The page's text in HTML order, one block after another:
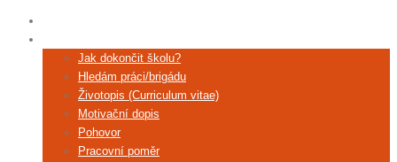
Jak dokončit školu?
Hledám práci/brigádu
Životopis (Curriculum vitae)
Motivační dopis
Pohovor
Pracovní poměr